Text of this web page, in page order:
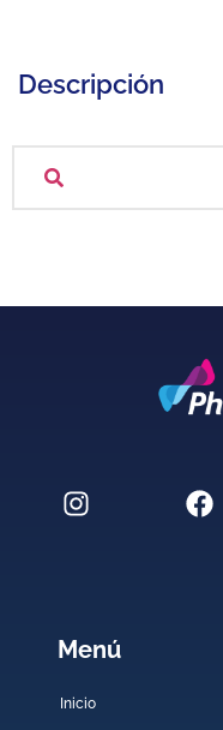
Descripción
Menú
Inicio